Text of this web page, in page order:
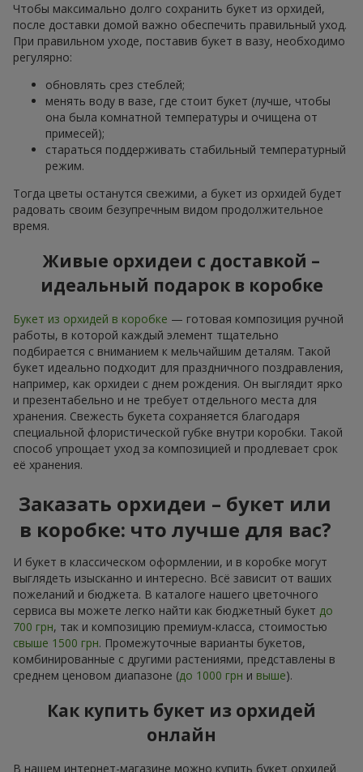
Чтобы максимально долго сохранить букет из орхидей,
после доставки домой важно обеспечить правильный уход.
При правильном уходе, поставив букет в вазу, необходимо
регулярно:
обновлять срез стеблей;
менять воду в вазе, где стоит букет (лучше, чтобы
она была комнатной температуры и очищена от
примесей);
стараться поддерживать стабильный температурный
режим.
Тогда цветы останутся свежими, а букет из орхидей будет
радовать своим безупречным видом продолжительное
время.
Живые орхидеи с доставкой –
идеальный подарок в коробке
Букет из орхидей в коробке — готовая композиция ручной
работы, в которой каждый элемент тщательно
подбирается с вниманием к мельчайшим деталям. Такой
букет идеально подходит для праздничного поздравления,
например, как орхидеи с днем рождения. Он выглядит ярко
и презентабельно и не требует отдельного места для
хранения. Свежесть букета сохраняется благодаря
специальной флористической губке внутри коробки. Такой
способ упрощает уход за композицией и продлевает срок
её хранения.
Заказать орхидеи – букет или
в коробке: что лучше для вас?
И букет в классическом оформлении, и в коробке могут
выглядеть изысканно и интересно. Всё зависит от ваших
пожеланий и бюджета. В каталоге нашего цветочного
сервиса вы можете легко найти как бюджетный букет до
700 грн, так и композицию премиум-класса, стоимостью
свыше 1500 грн. Промежуточные варианты букетов,
комбинированные с другими растениями, представлены в
среднем ценовом диапазоне (до 1000 грн и выше).
Как купить букет из орхидей
онлайн
В нашем интернет-магазине можно купить букет орхидей